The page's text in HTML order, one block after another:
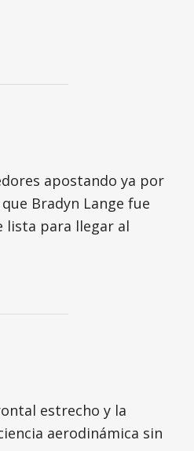
apostando ya por
Bradyn Lange fue
lista para llegar al
estrecho y la
aerodinámica sin